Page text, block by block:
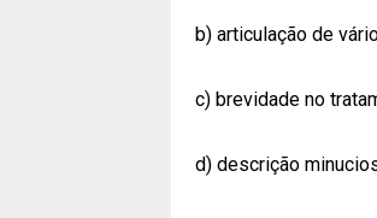
b) articulação de
c) brevidade no
d) descrição